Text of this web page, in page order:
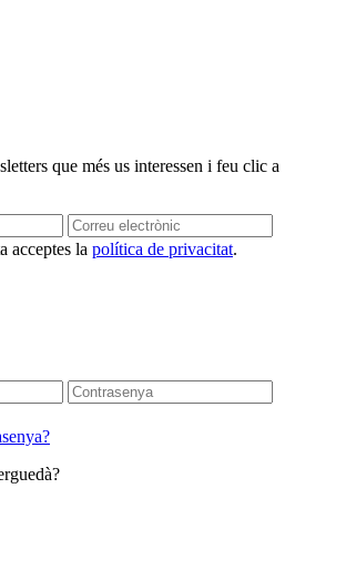
que més us interessen i feu clic a
acceptes la política de privacitat.